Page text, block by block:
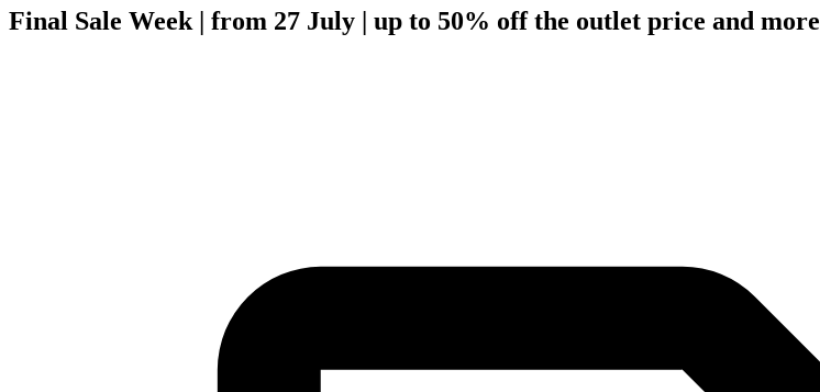
Final Sale Week | from 27 July | up to 50% off the outlet price and more